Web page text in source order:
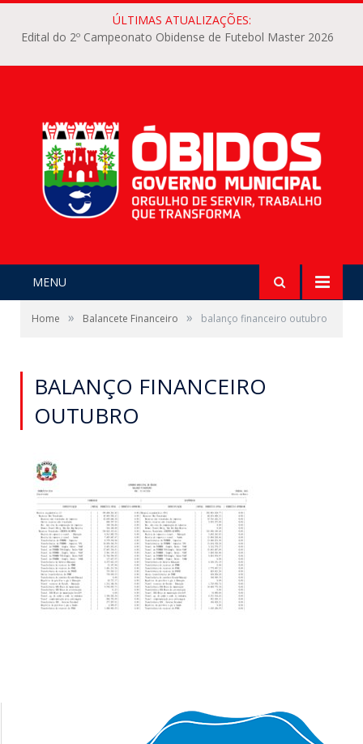
ÚLTIMAS ATUALIZAÇÕES:
Edital do 2º Campeonato Obidense de Futebol Master 2026
MENU
Home » Balancete Financeiro » balanço financeiro outubro
BALANÇO FINANCEIRO
OUTUBRO